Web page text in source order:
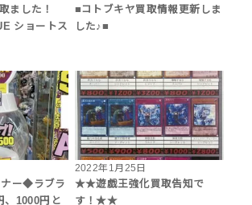
ました！
ショートス
■コトブキヤ買取情報更新しま
した♪■
ー◆ラブラ
、1000円と
2022年1月25日
★★遊戯王強化買取告知で
す！★★